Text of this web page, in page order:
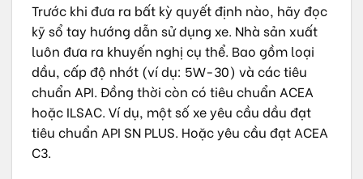
Trước khi đưa ra bất kỳ quyết định nào, hãy đọc
kỹ sổ tay hướng dẫn sử dụng xe. Nhà sản xuất
luôn đưa ra khuyến nghị cụ thể. Bao gồm loại
dầu, cấp độ nhớt (ví dụ: 5W-30) và các tiêu
chuẩn API. Đồng thời còn có tiêu chuẩn ACEA
hoặc ILSAC. Ví dụ, một số xe yêu cầu dầu đạt
tiêu chuẩn API SN PLUS. Hoặc yêu cầu đạt ACEA
C3.